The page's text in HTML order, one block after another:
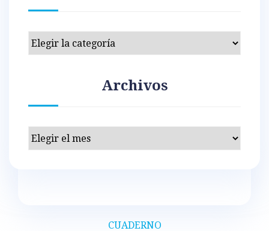
CUADERNO
Categorías
Archivos
Archivos